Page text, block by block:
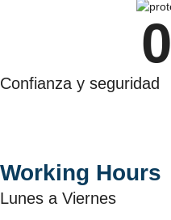
0
Confianza y seguridad
Working Hours
Lunes a Viernes